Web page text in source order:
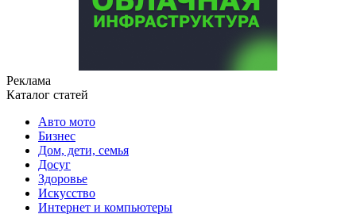
Реклама
Каталог статей
Авто мото
Бизнес
Дом, дети, семья
Досуг
Здоровье
Искусство
Интернет и компьютеры